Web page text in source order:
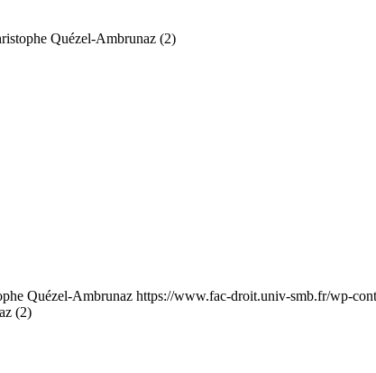
Quézel-Ambrunaz (2)
Quézel-Ambrunaz https://www.fac-droit.univ-smb.fr/wp-
(2)